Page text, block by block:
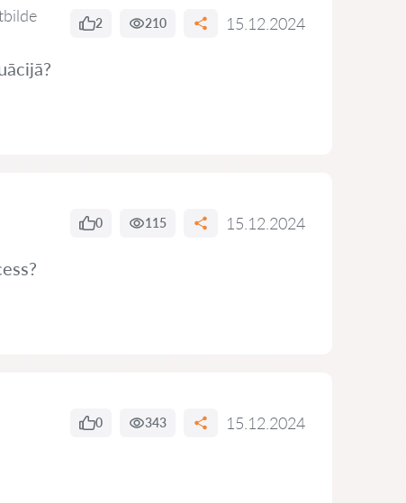
2 210 15.12.2024
0 115 15.12.2024
0 343 15.12.2024